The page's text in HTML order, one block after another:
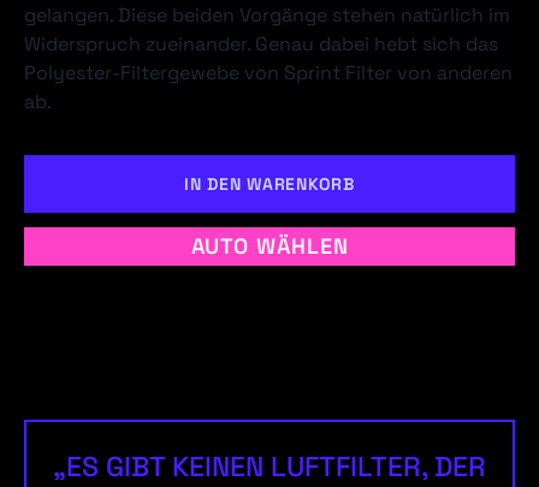
gelangen. Diese beiden Vorgänge stehen natürlich im
Widerspruch zueinander. Genau dabei hebt sich das
Polyester-Filtergewebe von Sprint Filter von anderen
ab.
IN DEN WARENKORB
AUTO WÄHLEN
„ES GIBT KEINEN LUFTFILTER, DER